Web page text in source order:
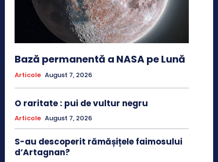
Bază permanentă a NASA pe Lună
Articole August 7, 2026
O raritate : pui de vultur negru
Articole August 7, 2026
S-au descoperit rămășițele faimosului
d’Artagnan?